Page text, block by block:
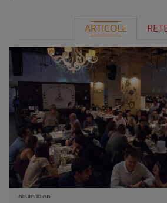
ARTICOLE
acum 10 ani